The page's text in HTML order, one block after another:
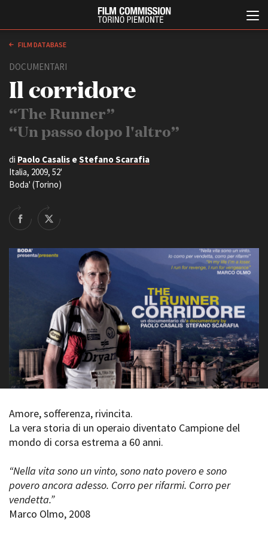
ABOUT
Chi siamo
Storia della Fondazione
La sede
Amministrazione
trasparente
Bandi e gare
Sostenibilità ambientale
SERVIZI
Servizi generali
Spazi nella sede FCTP
Sala Casting
Sala Paolo Tenna
FILM FUNDS
Piemonte Film Tv Fund
Piemonte Film Tv
Development Fund
Avenue Cove - Erasmus +
Guarda che storia!
La Grazia - Immagini e
location della Torino di Paolo
Sorrentino
Open Day
Ciak in TOur!
FESTIVAL, MARKETS,
AWARDS
International Film Festival
Rotterdam
Festival de Cannes
Biografilm Festival - Bio to B
Locarno Film Festival
Mostra Internazionale d’Arte
Cinematografica Venezia
FILM DATABASE
DOCUMENTARI
Il corridore
“The Runner”
“Un passo dopo l'altro”
di Paolo Casalis eStefano Scarafia
Italia, 2009, 52'
Boda' (Torino)
Amore, sofferenza, rivincita.
La vera storia di un operaio diventato Campione del
mondo di corsa estrema a 60 anni.
“Nella vita sono un vinto, sono nato povero e sono
povero ancora adesso. Corro per rifarmi. Corro per
vendetta.”
Marco Olmo, 2008